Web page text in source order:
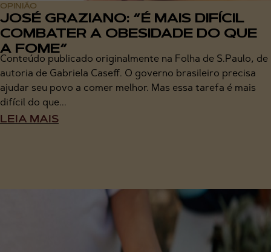
OPINIÃO
JOSÉ GRAZIANO: “É MAIS DIFÍCIL
COMBATER A OBESIDADE DO QUE
A FOME”
Conteúdo publicado originalmente na Folha de S.Paulo, de
autoria de Gabriela Caseff. O governo brasileiro precisa
ajudar seu povo a comer melhor. Mas essa tarefa é mais
difícil do que...
LEIA MAIS